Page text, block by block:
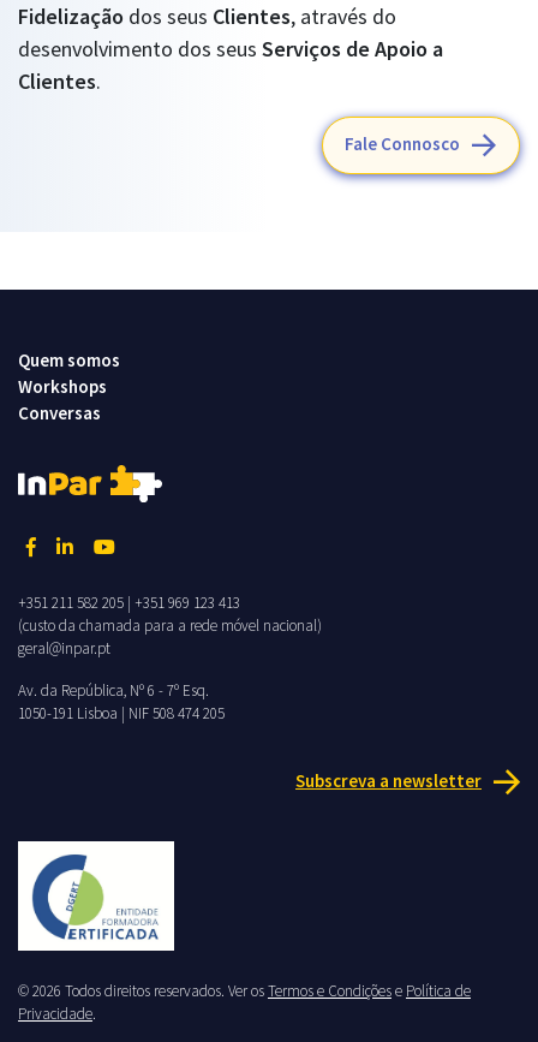
Fidelização dos seus Clientes, através do
desenvolvimento dos seus Serviços de Apoio a
Clientes.
Fale Connosco
Quem somos
Workshops
Conversas
+351 211 582 205 | +351 969 123 413
(custo da chamada para a rede móvel nacional)
geral@inpar.pt
Av. da República, Nº 6 - 7º Esq.
1050-191 Lisboa | NIF 508 474 205
Subscreva a newsletter
© 2026 Todos direitos reservados. Ver osTermos e Condiçõese Política de
Privacidade.